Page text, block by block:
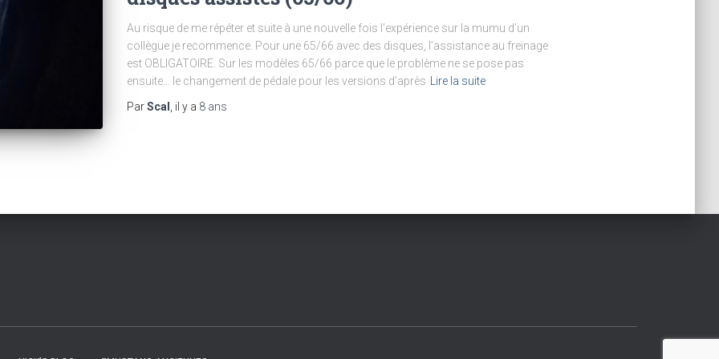
Au risque de me répéter et suite à une nouvelle fois l’expérience sur la mumu d’un
collègue je recommence. Pour une 65/66 avec des disques, l’assistance au freinage
est OBLIGATOIRE. Sur les modèles 65/66 parce que le problème ne se pose pas
ensuite… le changement de pédale pour les versions d’après
Lire la suite
ParScal , il y a 8 ans